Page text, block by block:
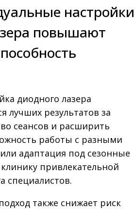
настройки
повышают
диодного лазера
лучших результатов за
сеансов и расширить
работы с разными
адаптация под сезонные
привлекательной
специалистов.
также снижает риск